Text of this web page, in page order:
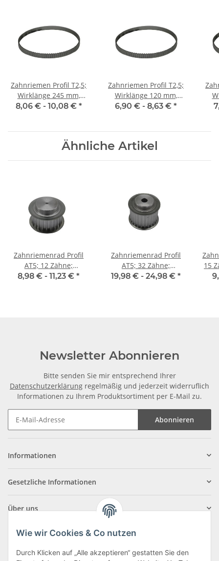
Zahnriemen Profil T2,5;
Wirklänge 245 mm,
Riemenbreite 6 mm
8,06 € - 10,08 € *
Zahnriemen Profil T2,5;
Wirklänge 120 mm,
Riemenbreite 6 mm
6,90 € - 8,63 € *
Ähnliche Artikel
Zahnriemenrad Profil
AT5; 12 Zähne;
Riemenbreite 16 mm
8,98 € - 11,23 € *
Zahnriemenrad Profil
AT5; 32 Zähne;
Riemenbreite 25 mm
19,98 € - 24,98 € *
15
Newsletter Abonnieren
Bitte senden Sie mir entsprechend Ihrer
Datenschutzerklärung regelmäßig und jederzeit widerruflich
Informationen zu Ihrem Produktsortiment per E-Mail zu.
Abonnieren
Informationen
Gesetzliche Informationen
Über uns
Wie wir Cookies & Co nutzen
Durch Klicken auf „Alle akzeptieren“ gestatten Sie den